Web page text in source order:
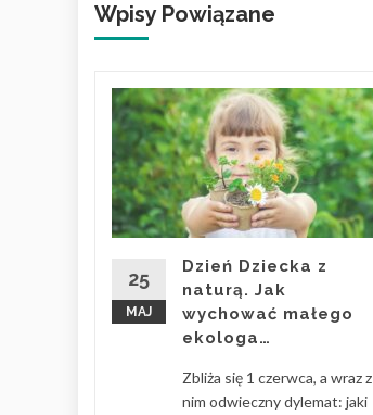
Wpisy Powiązane
25
MAJ
Dzień Dziecka z
naturą. Jak
wychować małego
ekologa…
Zbliża się 1 czerwca, a wraz z
nim odwieczny dylemat: jaki